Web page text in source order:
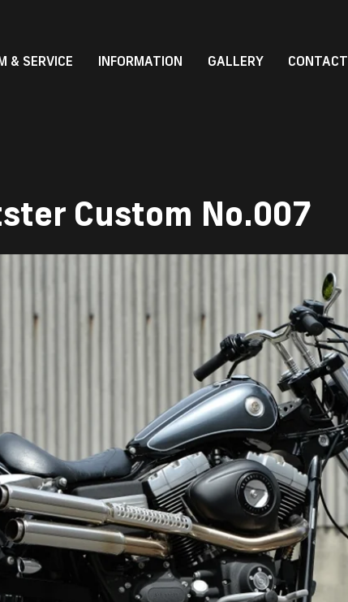
& SERVICE INFORMATION GALLERY CONTACT
Custom No.007